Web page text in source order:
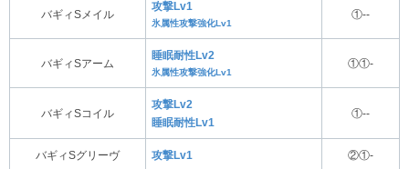
バギィSメイル
攻撃Lv1
氷属性攻撃強化Lv1
①--
バギィSアーム
睡眠耐性Lv2
氷属性攻撃強化Lv1
①①-
バギィSコイル
攻撃Lv2
睡眠耐性Lv1
①--
バギィSグリーヴ 攻撃Lv1 ②①-